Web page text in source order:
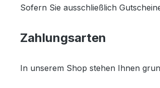
Sofern Sie ausschließlich
Zahlungsarten
In unserem Shop stehen Ihnen